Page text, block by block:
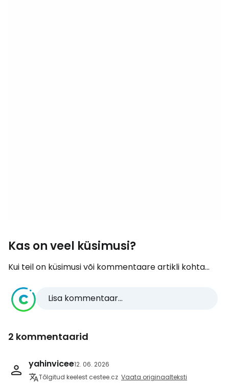
Kas on veel küsimusi?
Kui teil on küsimusi või kommentaare artikli kohta...
Lisa kommentaar...
2 kommentaarid
yahinvicee12. 06. 2026
Tõlgitud keelest cestee.cz Vaata originaalteksti